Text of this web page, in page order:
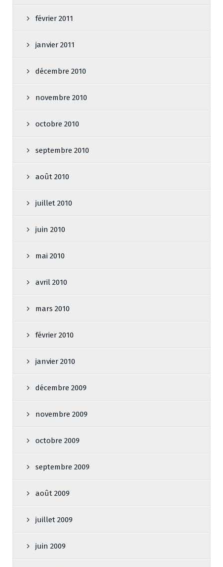
février 2011
janvier 2011
décembre 2010
novembre 2010
octobre 2010
septembre 2010
août 2010
juillet 2010
juin 2010
mai 2010
avril 2010
mars 2010
février 2010
janvier 2010
décembre 2009
novembre 2009
octobre 2009
septembre 2009
août 2009
juillet 2009
juin 2009